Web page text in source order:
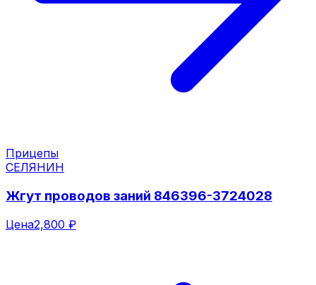
Прицепы
СЕЛЯНИН
Жгут проводов заний 846396-3724028
Цена2,800 ₽